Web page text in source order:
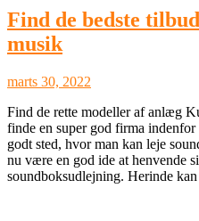
Find de bedste
musik
marts 30, 2022
Find de rette modeller af anlæg
finde en super god firma
godt sted, hvor man kan leje
nu være en god ide at henvende
soundboksudlejning. Herinde